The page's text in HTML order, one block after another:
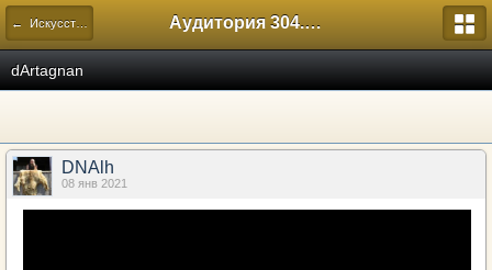
← Искусство Аудитория 304. История России
dArtagnan
DNAlh
08 янв 2021